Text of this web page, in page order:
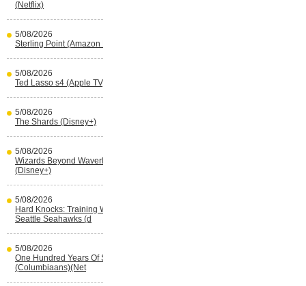
(Netflix)
5/08/2026
Sterling Point (Amazon Prime Video)
5/08/2026
Ted Lasso s4 (Apple TV)
5/08/2026
The Shards (Disney+)
5/08/2026
Wizards Beyond Waverly Place s3
(Disney+)
5/08/2026
Hard Knocks: Training With The
Seattle Seahawks (d
5/08/2026
One Hundred Years Of Solitude s2
(Columbiaans)(Net